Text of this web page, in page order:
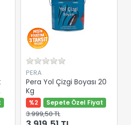
PERA
Pera Yol Çizgi Boyası 20
Kg
%2 Sepete Özel Fiyat
3.999,50 TL